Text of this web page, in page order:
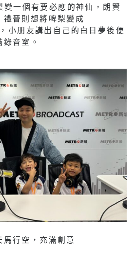
一個有要必應的神仙，朗賢
晉則想將啤梨變成
小朋友講出自己的白日夢後便
音室。
行空，充滿創意